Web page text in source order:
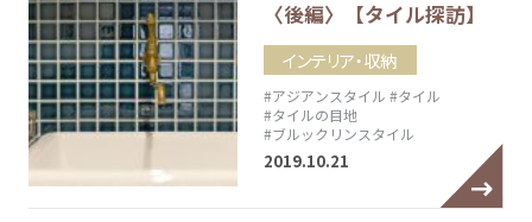
〈後編〉【タイル探訪】
インテリア・収納
#アジアンスタイル #タイル
#タイルの目地
#ブルックリンスタイル
2019.10.21